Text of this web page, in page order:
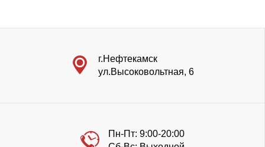
г.Нефтекамск
ул.Высоковольтная, 6
Пн-Пт: 9:00-20:00